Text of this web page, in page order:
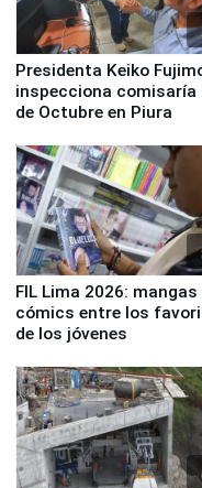
Presidenta Keiko Fujimori,
inspecciona comisaría
de Octubre en Piura
FIL Lima 2026: mangas
cómics entre los
de los jóvenes